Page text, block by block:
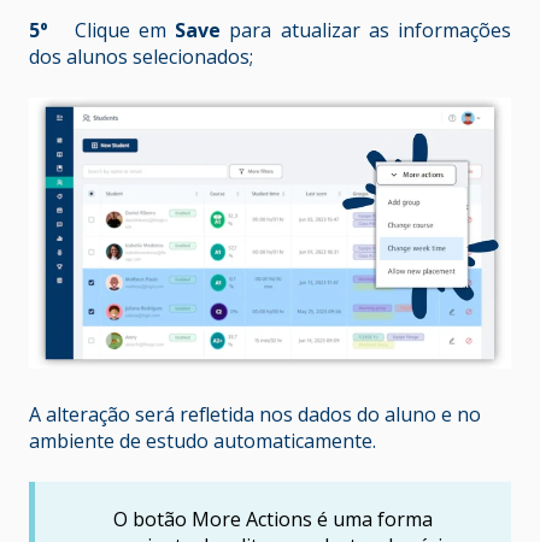
5º Clique em Save para atualizar as informações
dos alunos selecionados;
A alteração será refletida nos dados do aluno e no
ambiente de estudo automaticamente.
O botão More Actions é uma forma